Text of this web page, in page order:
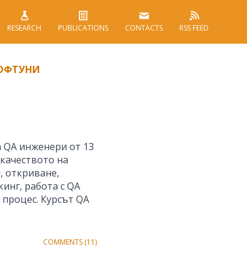
RESEARCH PUBLICATIONS CONTACTS RSS FEED
QA инженери от 13
на
откриване,
работа с QA
Курсът QA
COMMENTS (11)